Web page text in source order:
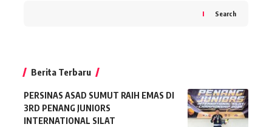
Search
Berita Terbaru
PERSINAS ASAD SUMUT RAIH EMAS DI
3RD PENANG JUNIORS
INTERNATIONAL SILAT